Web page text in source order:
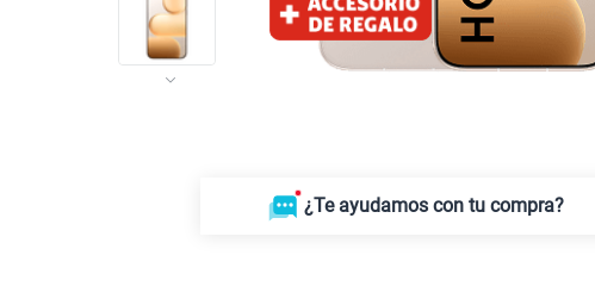
¿Te ayudamos con tu compra?